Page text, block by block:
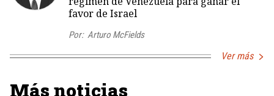
favor de Israel
Por: Arturo McFields
Ver más
Más noticias